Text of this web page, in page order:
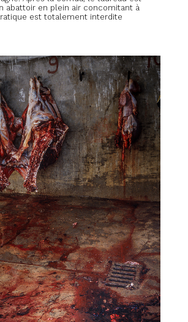
abattoir en plein air concomitant à
est totalement interdite